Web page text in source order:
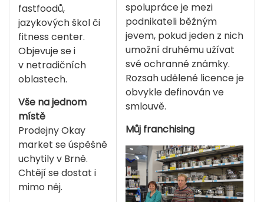
fastfoodů,
jazykových škol či
fitness center.
Objevuje se i
v netradičních
oblastech.
Vše na jednom
místě
Prodejny Okay
market se úspěšně
uchytily v Brně.
Chtějí se dostat i
mimo něj.
spolupráce je mezi
podnikateli běžným
jevem, pokud jeden z nich
umožní druhému užívat
své ochranné známky.
Rozsah udělené licence je
obvykle definován ve
smlouvě.
Můj franchising